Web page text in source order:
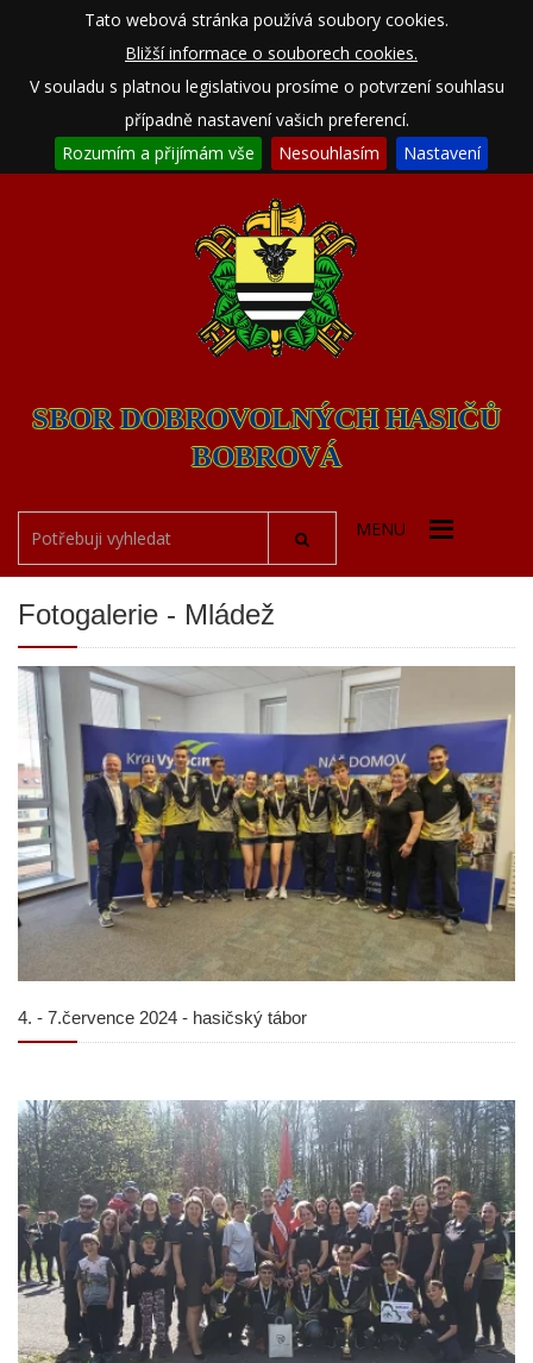
Tato webová stránka používá soubory cookies.
Bližší informace o souborech cookies.
V souladu s platnou legislativou prosíme o potvrzení souhlasu
případně nastavení vašich preferencí.
Rozumím a přijímám vše
Nesouhlasím Nastavení
SBOR DOBROVOLNÝCH HASIČŮ
BOBROVÁ
MENU
Fotogalerie - Mládež
4. - 7.července 2024 - hasičský tábor